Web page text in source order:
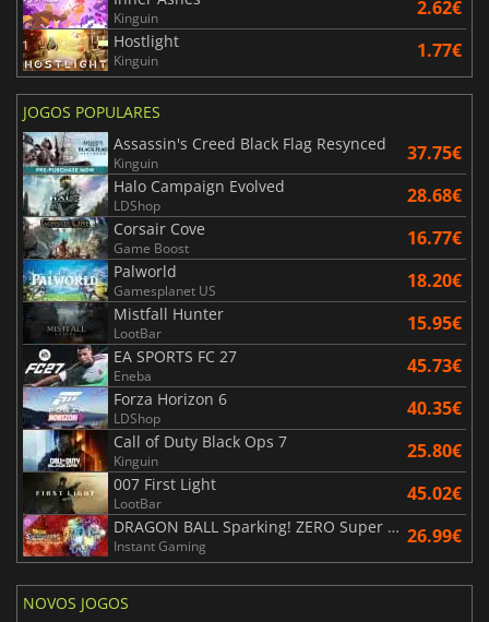
Kinguin 2.62€
Hostlight
Kinguin 1.77€
JOGOS POPULARES
Assassin's Creed Black Flag Resynced
Kinguin 37.75€
Halo Campaign Evolved
LDShop 28.68€
Corsair Cove
Game Boost 16.77€
Palworld
Gamesplanet US 18.20€
Mistfall Hunter
LootBar 15.95€
EA SPORTS FC 27
Eneba 45.73€
Forza Horizon 6
LDShop 40.35€
Call of Duty Black Ops 7
Kinguin 25.80€
007 First Light
LootBar 45.02€
DRAGON BALL Sparking! ZERO Super Limit Breaking NEO
Instant Gaming 26.99€
NOVOS JOGOS